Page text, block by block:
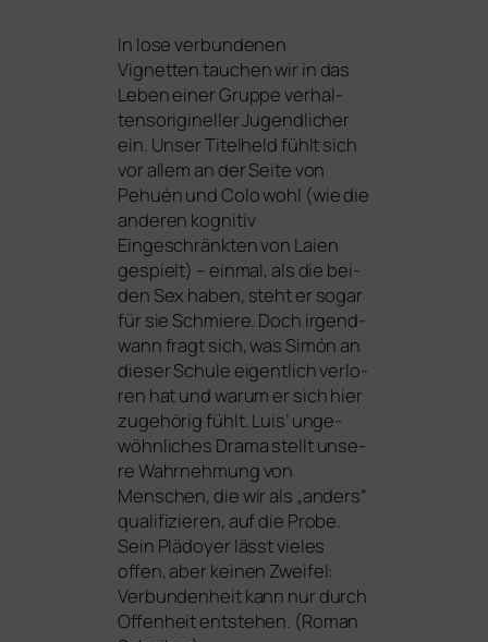
In lose ver­bun­de­nen
Vignetten tau­chen wir in das
Leben einer Gruppe ver­hal­
ten­so­ri­gi­nel­ler Jugendlicher
ein. Unser Titelheld fühlt sich
vor allem an der Seite von
Pehuén und Colo wohl (wie die
ande­ren kogni­tiv
Eingeschränkten von Laien
gespielt) – ein­mal, als die bei­
den Sex haben, steht er sogar
für sie Schmiere. Doch irgend­
wann fragt sich, was Simón an
die­ser Schule eigent­lich ver­lo­
ren hat und war­um er sich hier
zuge­hö­rig fühlt. Luis’ unge­
wöhn­li­ches Drama stellt unse­
re Wahrnehmung von
Menschen, die wir als „anders“
qua­li­fi­zie­ren, auf die Probe.
Sein Plädoyer lässt vie­les
offen, aber kei­nen Zweifel:
Verbundenheit kann nur durch
Offenheit ent­ste­hen. (Roman